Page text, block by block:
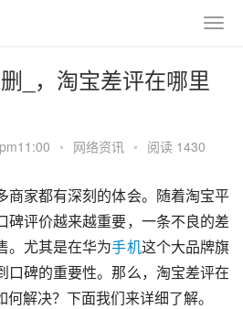
_，淘宝差评在哪里
• 网络资讯 • 阅读 1430
商家都有深刻的体会。随着淘宝平
碑评价越来越重要，一条不良的差
。尤其是在华为手机这个大品牌旗
口碑的重要性。那么，淘宝差评在
解决？下面我们来详细了解。